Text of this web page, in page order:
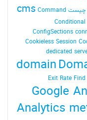
cms Command
ConfigSections
Cookieless Session
dedicated
domain
Exit Rate Find
Google
Analytics